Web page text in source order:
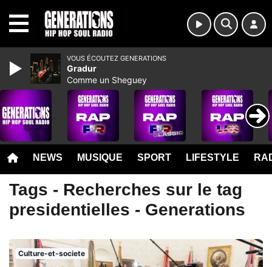
NEWS MUSIQUE SPORT LIFESTYLE
Tags - Recherches sur le tag
presidentielles - Generations
Culture-et-societe
VOUS ÉCOUTEZ GENERATIONS
Gradur
Comme un Sheguey